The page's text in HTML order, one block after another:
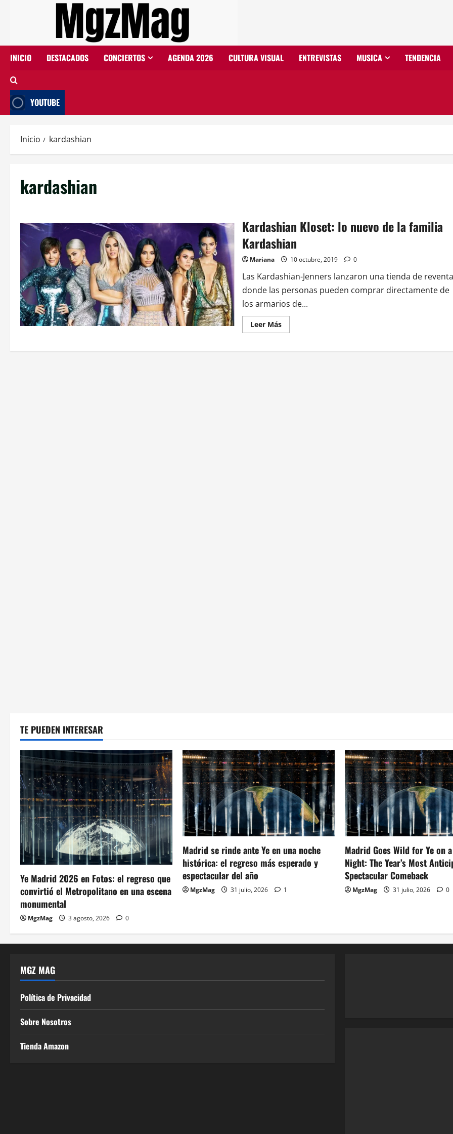
INICIO DESTACADOS CONCIERTOS AGENDA 2026 CULTURA VISUAL ENTREVISTAS MUSICA TENDENCIA
YOUTUBE
Inicio kardashian
kardashian
Kardashian Kloset: lo nuevo de la familia
Kardashian
Mariana 10 octubre, 2019 0
Las Kardashian-Jenners lanzaron una tienda de reventa
donde las personas pueden comprar directamente de
los armarios de...
Leer Más
TE PUEDEN INTERESAR
Ye Madrid 2026 en Fotos: el regreso que
convirtió el Metropolitano en una escena
monumental
MgzMag 3 agosto, 2026 0
Madrid se rinde ante Ye en una noche
histórica: el regreso más esperado y
espectacular del año
MgzMag 31 julio, 2026 1
Madrid Goes Wild for Ye on
Night: The Year’s Most
Spectacular Comeback
MgzMag 31 julio, 2026 0
MGZ MAG
Política de Privacidad
Sobre Nosotros
Tienda Amazon